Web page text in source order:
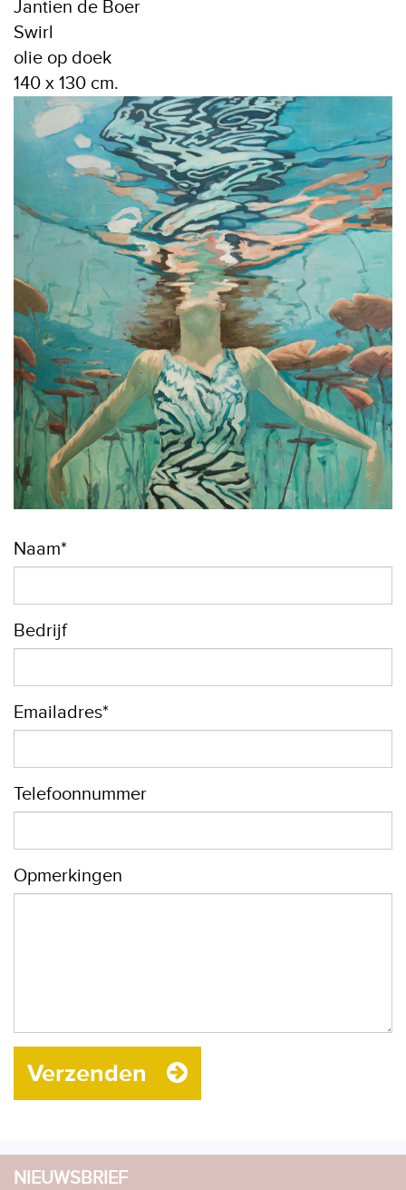
Jantien de Boer
Swirl
olie op doek
140 x 130 cm.
Naam*
Bedrijf
Emailadres*
Telefoonnummer
Opmerkingen
Verzenden
NIEUWSBRIEF